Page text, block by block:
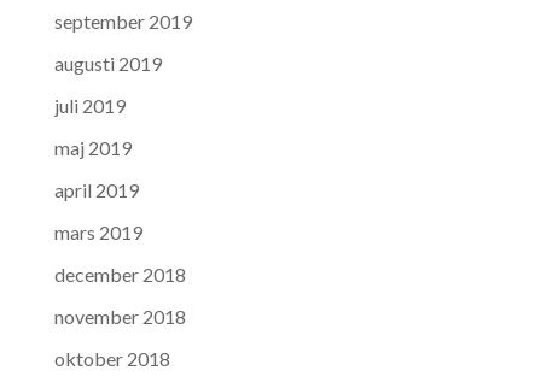
september 2019
augusti 2019
juli 2019
maj 2019
april 2019
mars 2019
december 2018
november 2018
oktober 2018